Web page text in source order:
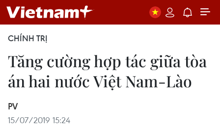
CHÍNH TRỊ
Tăng cường hợp tác giữa tòa
án hai nước Việt Nam-Lào
PV
15/07/2019 15:24